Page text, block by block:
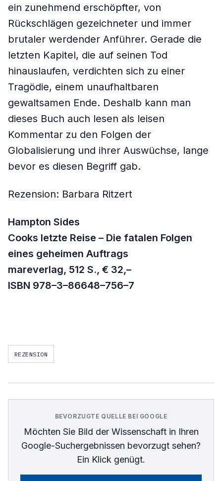
ein zunehmend erschöpfter, von
Rückschlägen gezeichneter und immer
brutaler werdender Anführer. Gerade die
letzten Kapitel, die auf seinen Tod
hinauslaufen, verdichten sich zu einer
Tragödie, einem unaufhaltbaren
gewaltsamen Ende. Deshalb kann man
dieses Buch auch lesen als leisen
Kommentar zu den Folgen der
Globalisierung und ihrer Auswüchse, lange
bevor es diesen Begriff gab.
Rezension: Barbara Ritzert
Hampton Sides
Cooks letzte Reise – Die fatalen Folgen
eines geheimen Auftrags
mareverlag, 512 S., € 32,–
ISBN 978–3–86648–756–7
REZENSION
BEVORZUGTE QUELLE BEI GOOGLE
Möchten Sie Bild der Wissenschaftin Ihren
Google-Suchergebnissen bevorzugt sehen?
Ein Klick genügt.